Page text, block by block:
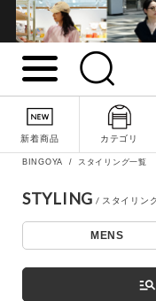
新着商品 カテゴリ
BINGOYA スタイリング一覧
STYLING
MENS
manage_search